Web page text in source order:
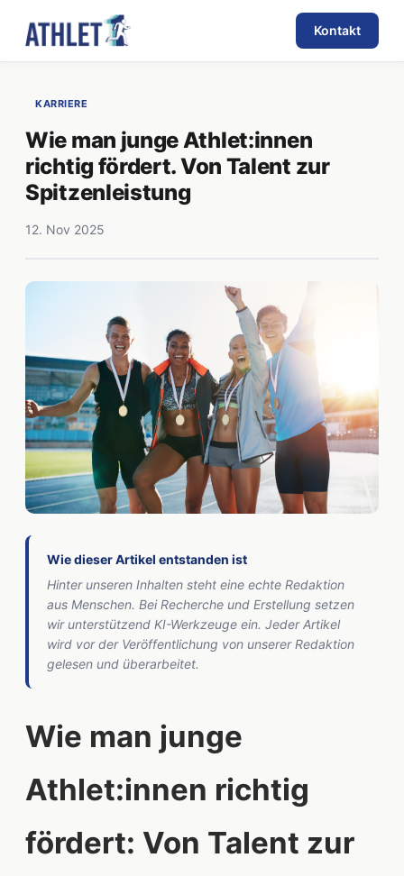
Kontakt
KARRIERE
Wie man junge Athlet:innen
richtig fördert. Von Talent zur
Spitzenleistung
12. Nov 2025
Wie dieser Artikel entstanden ist
Hinter unseren Inhalten steht eine echte Redaktion
aus Menschen. Bei Recherche und Erstellung setzen
wir unterstützend KI-Werkzeuge ein. Jeder Artikel
wird vor der Veröffentlichung von unserer Redaktion
gelesen und überarbeitet.
Wie man junge
Athlet:innen richtig
fördert: Von Talent zur